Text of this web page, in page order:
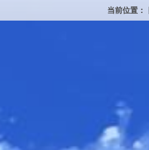
当前位置：